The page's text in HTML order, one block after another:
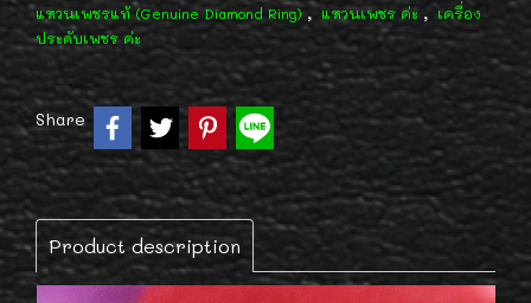
แหวนเพชรแท้ (Genuine Diamond Ring) , แหวนเพชร ค่ะ , เครื่อง
ประดับเพชร ค่ะ
Share
Product description